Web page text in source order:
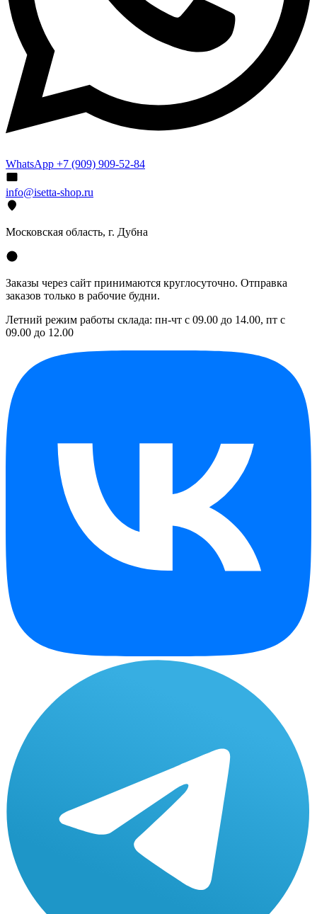
WhatsApp +7 (909) 909-52-84
info@isetta-shop.ru
Московская область, г. Дубна
Заказы через сайт принимаются круглосуточно. Отправка
заказов только в рабочие будни.
Летний режим работы склада: пн-чт с 09.00 до 14.00, пт с
09.00 до 12.00